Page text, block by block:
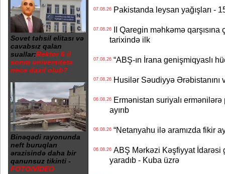
Sovet təhsil elitası və
cavabsız qalan
suallar:Rektor 6 il
sonra universitetə
necə daxil olub?
Binəqədi rayonunda
neft buruqları
ərazisində daha bir
qanunsuz tikinti -
FOTO/VİDEO
07.08.26Pakistanda leysan yağışları -
07.08.26II Qaregin məhkəmə qarşısına
tarixində ilk
07.08.26“ABŞ-ın İrana genişmiqyaslı
07.08.26Husilər Səudiyyə Ərəbistanını
06.08.26Ermənistan suriyalı ermənilərə
ayırıb
06.08.26“Netanyahu ilə aramızda fikir
06.08.26ABŞ Mərkəzi Kəşfiyyat İdarəsi
yaradıb - Kuba üzrə